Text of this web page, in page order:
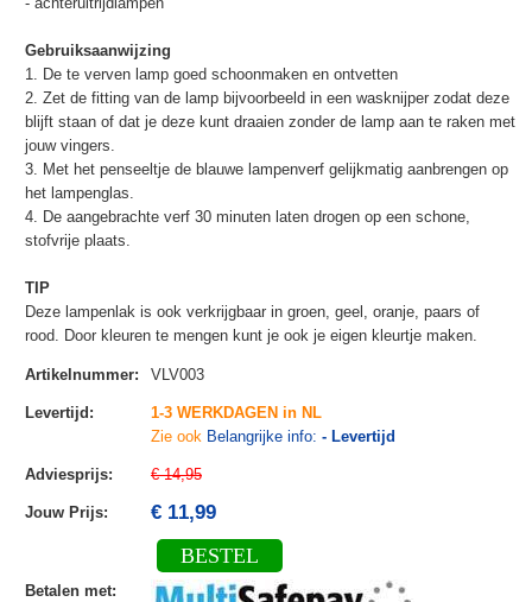
Gebruiksaanwijzing
1. De te verven lamp goed schoonmaken en ontvetten
2. Zet de fitting van de lamp bijvoorbeeld in een wasknijper zodat deze
blijft staan of dat je deze kunt draaien zonder de lamp aan te raken met
jouw vingers.
3. Met het penseeltje de blauwe lampenverf gelijkmatig aanbrengen op
het lampenglas.
4. De aangebrachte verf 30 minuten laten drogen op een schone,
stofvrije plaats.
TIP
Deze lampenlak is ook verkrijgbaar in groen, geel, oranje, paars of
rood. Door kleuren te mengen kunt je ook je eigen kleurtje maken.
Artikelnummer: VLV003
Levertijd :
1-3 WERKDAGEN in NL
Zie ook Belangrijke info: - Levertijd
Adviesprijs: € 14,95
Jouw Prijs: € 11,99
BESTEL
Betalen met: